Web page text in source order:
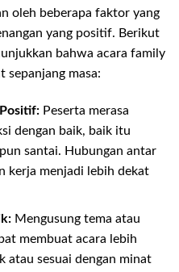
oleh beberapa faktor yang
yang positif. Berikut
bahwa acara family
sepanjang masa:
Peserta merasa
dengan baik, baik itu
santai. Hubungan antar
kerja menjadi lebih dekat
Mengusung tema atau
membuat acara lebih
atau sesuai dengan minat